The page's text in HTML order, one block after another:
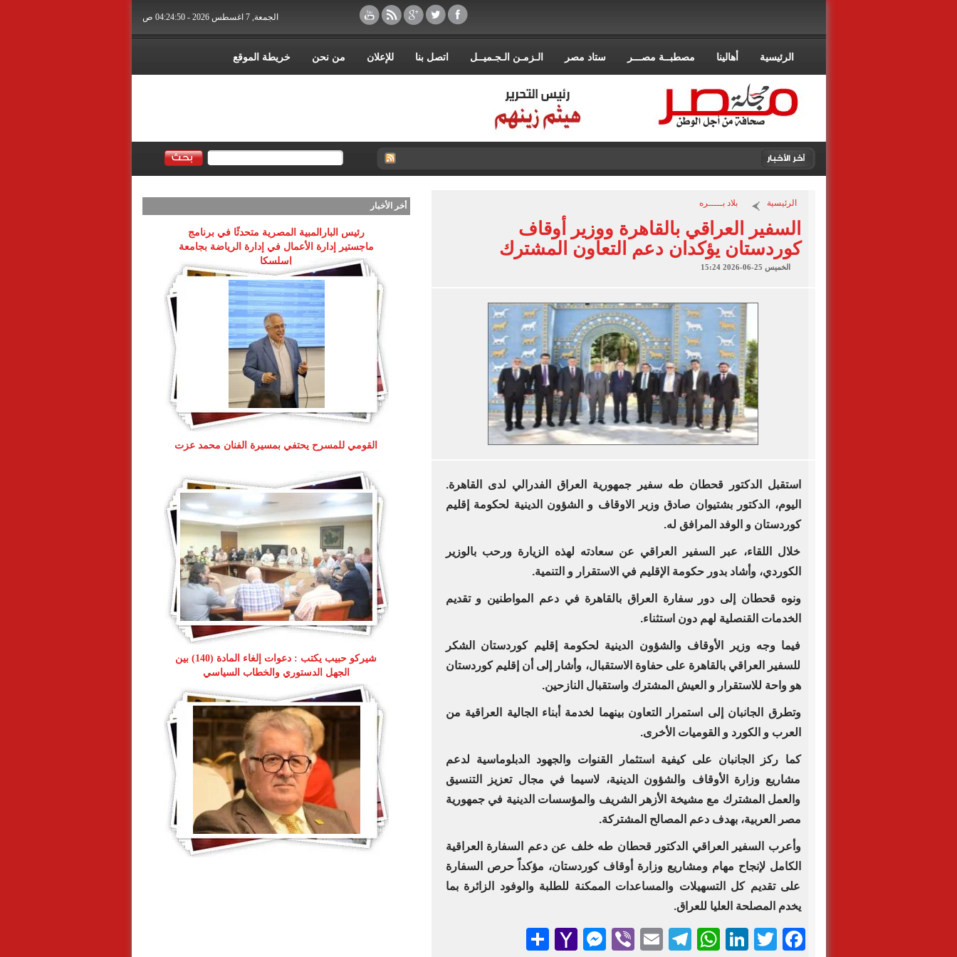
الجمعة, 7 اغسطس 2026 - 04:24:50 ص
الرئيسية أهالينا مصطبــة مصـــر ستاد مصر الـزمـن الـجـميــل اتصل بنا للإعلان من نحن خريطة الموقع
الرئيسية بلاد بـــــره
السفير العراقي بالقاهرة ووزير أوقاف
كوردستان يؤكدان دعم التعاون المشترك
الخميس 25-06-2026 15:24
استقبل الدكتور قحطان طه سفير جمهورية العراق الفدرالي لدى القاهرة.
اليوم، الدكتور بشتيوان صادق وزير الاوقاف و الشؤون الدينية لحكومة إقليم
كوردستان و الوفد المرافق له.
خلال اللقاء، عبر السفير العراقي عن سعادته لهذه الزيارة ورحب بالوزير
الكوردي، وأشاد بدور حكومة الإقليم في الاستقرار و التنمية.
ونوه قحطان إلى دور سفارة العراق بالقاهرة في دعم المواطنين و تقديم
الخدمات القنصلية لهم دون استثناء.
فيما وجه وزير الأوقاف والشؤون الدينية لحكومة إقليم كوردستان الشكر
للسفير العراقي بالقاهرة على حفاوة الاستقبال، وأشار إلى أن إقليم كوردستان
هو واحة للاستقرار و العيش المشترك واستقبال النازحين.
وتطرق الجانبان إلى استمرار التعاون بينهما لخدمة أبناء الجالية العراقية من
العرب و الكورد و القوميات الأخرى.
كما ركز الجانبان على كيفية استثمار القنوات والجهود الدبلوماسية لدعم
مشاريع وزارة الأوقاف والشؤون الدينية، لاسيما في مجال تعزيز التنسيق
والعمل المشترك مع مشيخة الأزهر الشريف والمؤسسات الدينية في جمهورية
مصر العربية، بهدف دعم المصالح المشتركة.
وأعرب السفير العراقي الدكتور قحطان طه خلف عن دعم السفارة العراقية
الكامل لإنجاح مهام ومشاريع وزارة أوقاف كوردستان، مؤكداً حرص السفارة
على تقديم كل التسهيلات والمساعدات الممكنة للطلبة والوفود الزائرة بما
يخدم المصلحة العليا للعراق.
Facebook
Twitter
LinkedIn
WhatsApp
Telegram
Email
Viber
Messenger
Yahoo
أخر الأخبار
رئيس البارالمبية المصرية متحدثًا في برنامج
ماجستير إدارة الأعمال في إدارة الرياضة بجامعة
إسلسكا
القومي للمسرح يحتفي بمسيرة الفنان محمد عزت
شيركو حبيب يكتب : دعوات إلغاء المادة (140) بين
الجهل الدستوري والخطاب السياسي